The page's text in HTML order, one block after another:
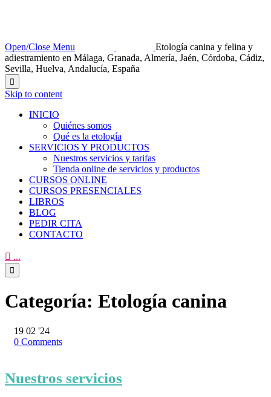
Open/Close Menu
Etología canina y felina y
adiestramiento en Málaga, Granada, Almería, Jaén, Córdoba, Cádiz,
Sevilla, Huelva, Andalucía, España

Skip to content
INICIO
Quiénes somos
Qué es la etología
SERVICIOS Y PRODUCTOS
Nuestros servicios y tarifas
Tienda online de servicios y productos
CURSOS ONLINE
CURSOS PRESENCIALES
LIBROS
BLOG
PEDIR CITA
CONTACTO
 ...

Categoría: Etología canina
19 02 '24
0 Comments
Nuestros servicios